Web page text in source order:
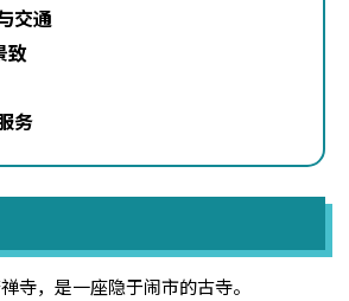
交通
致
务
寺，是一座隐于闹市的古寺。